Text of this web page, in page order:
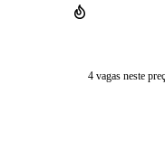
4 vagas neste